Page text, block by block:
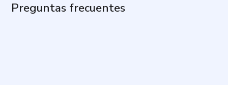
Preguntas frecuentes